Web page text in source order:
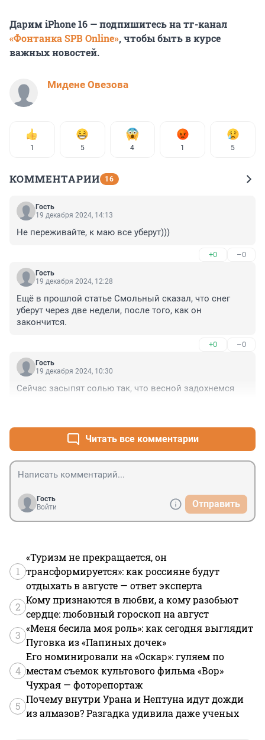
Дарим iPhone 16 — подпишитесь на тг-канал
«Фонтанка SPB Online», чтобы быть в курсе
важных новостей.
Мидене Овезова
1 5 4 1 5
КОММЕНТАРИИ 16
Гость
19 декабря 2024, 14:13
Не переживайте, к маю все уберут)))
+0 –0
Гость
19 декабря 2024, 12:28
Ещё в прошлой статье Смольный сказал, что снег
уберут через две недели, после того, как он
закончится.
+0 –0
Гость
19 декабря 2024, 10:30
Сейчас засыпят солью так, что весной задохнемся
Читать все комментарии
Гость
Войти
Отправить
1
«Туризм не прекращается, он
трансформируется»: как россияне будут
отдыхать в августе — ответ эксперта
2
Кому признаются в любви, а кому разобьют
сердце: любовный гороскоп на август
3
«Меня бесила моя роль»: как сегодня выглядит
Пуговка из «Папиных дочек»
4
Его номинировали на «Оскар»: гуляем по
местам съемок культового фильма «Вор»
Чухрая — фоторепортаж
5
Почему внутри Урана и Нептуна идут дожди
из алмазов? Разгадка удивила даже ученых